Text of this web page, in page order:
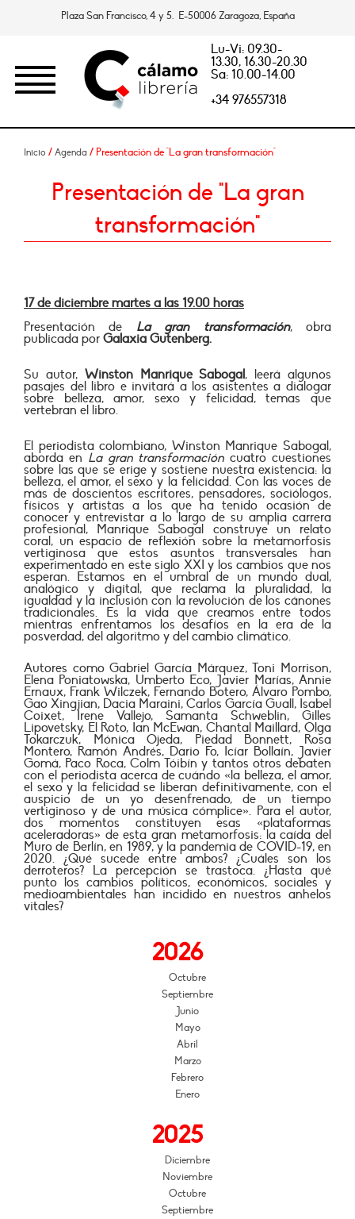
Plaza San Francisco, 4 y 5. E-50006 Zaragoza, España
Lu-Vi: 09.30-
13.30, 16.30-20.30
Sa: 10.00-14.00
+34 976557318
Inicio / Agenda / Presentación de "La gran transformación"
Presentación de "La gran
transformación"
17 de diciembre martes a las 19.00 horas
Presentación de La gran transformación, obra
publicada por Galaxia Gutenberg.
Su autor, Winston Manrique Sabogal, leerá algunos
pasajes del libro e invitará a los asistentes a dialogar
sobre belleza, amor, sexo y felicidad, temas que
vertebran el libro.
El periodista colombiano, Winston Manrique Sabogal,
aborda en La gran transformación cuatro cuestiones
sobre las que se erige y sostiene nuestra existencia: la
belleza, el amor, el sexo y la felicidad. Con las voces de
más de doscientos escritores, pensadores, sociólogos,
físicos y artistas a los que ha tenido ocasión de
conocer y entrevistar a lo largo de su amplia carrera
profesional, Manrique Sabogal construye un relato
coral, un espacio de reflexión sobre la metamorfosis
vertiginosa que estos asuntos transversales han
experimentado en este siglo XXI y los cambios que nos
esperan. Estamos en el umbral de un mundo dual,
analógico y digital, que reclama la pluralidad, la
igualdad y la inclusión con la revolución de los cánones
tradicionales. Es la vida que creamos entre todos
mientras enfrentamos los desafíos en la era de la
posverdad, del algoritmo y del cambio climático.
Autores como Gabriel García Márquez, Toni Morrison,
Elena Poniatowska, Umberto Eco, Javier Marías, Annie
Ernaux, Frank Wilczek, Fernando Botero, Álvaro Pombo,
Gao Xingjian, Dacia Maraini, Carlos García Guall, Isabel
Coixet, Irene Vallejo, Samanta Schweblin, Gilles
Lipovetsky, El Roto, Ian McEwan, Chantal Maillard, Olga
Tokarczuk, Mónica Ojeda, Piedad Bonnett, Rosa
Montero, Ramón Andrés, Dario Fo, Icíar Bollaín, Javier
Gomá, Paco Roca, Colm Tóibín y tantos otros debaten
con el periodista acerca de cuándo «la belleza, el amor,
el sexo y la felicidad se liberan definitivamente, con el
auspicio de un yo desenfrenado, de un tiempo
vertiginoso y de una música cómplice». Para el autor,
dos momentos constituyen esas «plataformas
aceleradoras» de esta gran metamorfosis: la caída del
Muro de Berlín, en 1989, y la pandemia de COVID-19, en
2020. ¿Qué sucede entre ambos? ¿Cuáles son los
derroteros? La percepción se trastoca. ¿Hasta qué
punto los cambios políticos, económicos, sociales y
medioambientales han incidido en nuestros anhelos
vitales?
2026
Octubre
Septiembre
Junio
Mayo
Abril
Marzo
Febrero
Enero
2025
Diciembre
Noviembre
Octubre
Septiembre